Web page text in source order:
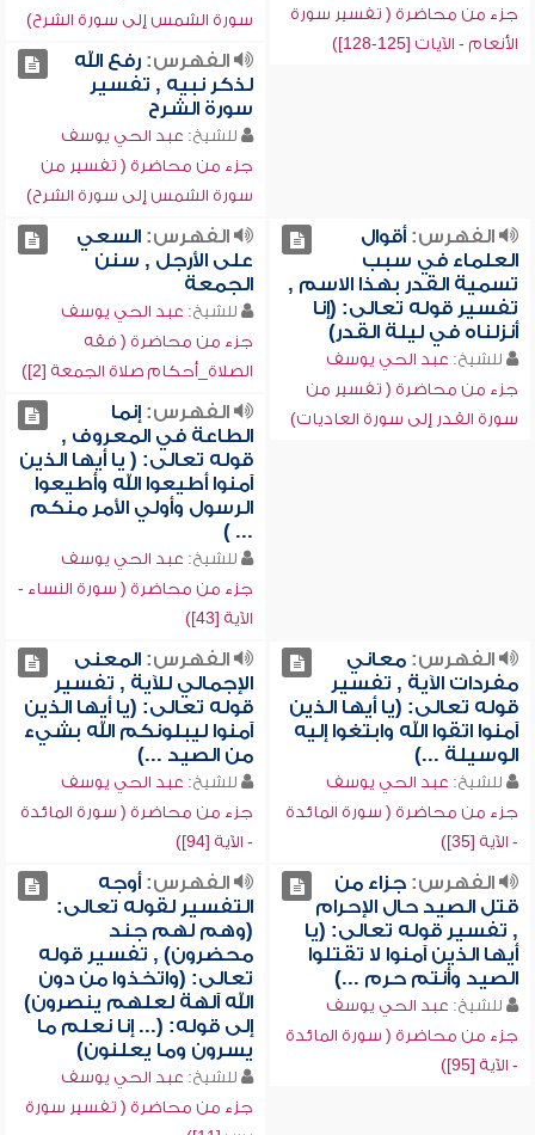
جزء من محاضرة ( تفسير سورة
الأنعام - الآيات [125-128])
سورة الشمس إلى سورة الشرح)
الفهرس:رفع الله
لذكر نبيه , تفسير
سورة الشرح
للشيخ: عبد الحي يوسف
جزء من محاضرة ( تفسير من
سورة الشمس إلى سورة الشرح)
الفهرس:أقوال
العلماء في سبب
تسمية القدر بهذا الاسم ,
تفسير قوله تعالى: (إنا
أنزلناه في ليلة القدر)
للشيخ: عبد الحي يوسف
جزء من محاضرة ( تفسير من
سورة القدر إلى سورة العاديات)
الفهرس:السعي
على الأرجل , سنن
الجمعة
للشيخ: عبد الحي يوسف
جزء من محاضرة ( فقه
الصلاة_أحكام صلاة الجمعة [2])
الفهرس:إنما
الطاعة في المعروف ,
قوله تعالى: ( يا أيها الذين
آمنوا أطيعوا الله وأطيعوا
الرسول وأولي الأمر منكم
... )
للشيخ: عبد الحي يوسف
جزء من محاضرة ( سورة النساء -
الآية [43])
الفهرس:معاني
مفردات الآية , تفسير
قوله تعالى: (يا أيها الذين
آمنوا اتقوا الله وابتغوا إليه
الوسيلة ...)
للشيخ: عبد الحي يوسف
جزء من محاضرة ( سورة المائدة
- الآية [35])
الفهرس:المعنى
الإجمالي للآية , تفسير
قوله تعالى: (يا أيها الذين
آمنوا ليبلونكم الله بشيء
من الصيد ...)
للشيخ: عبد الحي يوسف
جزء من محاضرة ( سورة المائدة
- الآية [94])
الفهرس:جزاء من
قتل الصيد حال الإحرام
, تفسير قوله تعالى: (يا
أيها الذين آمنوا لا تقتلوا
الصيد وأنتم حرم ...)
للشيخ: عبد الحي يوسف
جزء من محاضرة ( سورة المائدة
- الآية [95])
الفهرس:أوجه
التفسير لقوله تعالى:
(وهم لهم جند
محضرون) , تفسير قوله
تعالى: (واتخذوا من دون
الله آلهة لعلهم ينصرون)
إلى قوله: (... إنا نعلم ما
يسرون وما يعلنون)
للشيخ: عبد الحي يوسف
جزء من محاضرة ( تفسير سورة